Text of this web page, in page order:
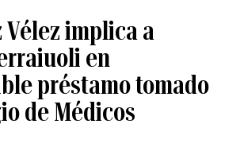
Vélez implica a
en
préstamo tomado
de Médicos